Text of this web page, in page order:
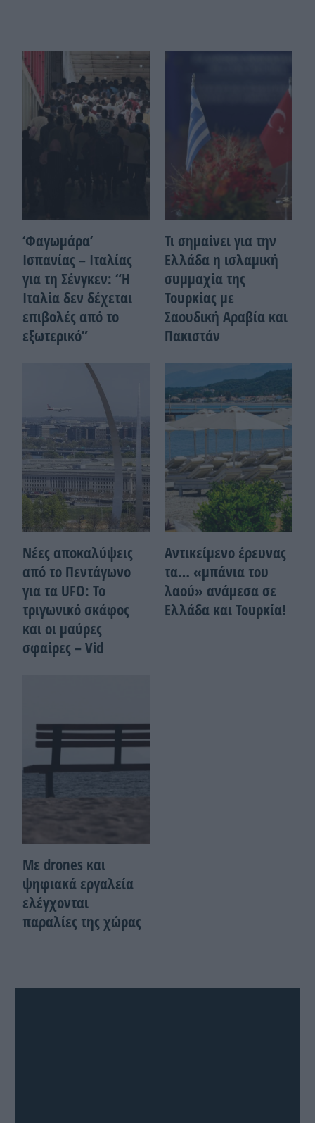
‘Φαγωμάρα’
Ισπανίας – Ιταλίας
για τη Σένγκεν: “Η
Ιταλία δεν δέχεται
επιβολές από το
εξωτερικό”
Τι σημαίνει για την
Ελλάδα η ισλαμική
συμμαχία της
Τουρκίας με
Σαουδική Αραβία και
Πακιστάν
Νέες αποκαλύψεις
από το Πεντάγωνο
για τα UFO: Το
τριγωνικό σκάφος
και οι μαύρες
σφαίρες – Vid
Αντικείμενο έρευνας
τα… «μπάνια του
λαού» ανάμεσα σε
Ελλάδα και Τουρκία!
Με drones και
ψηφιακά εργαλεία
ελέγχονται
παραλίες της χώρας